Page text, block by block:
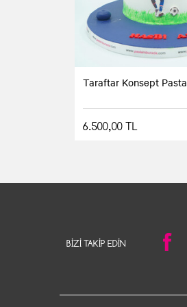
Taraftar Konsept Pasta
6.500,00 TL
BIZI TAKIP EDIN